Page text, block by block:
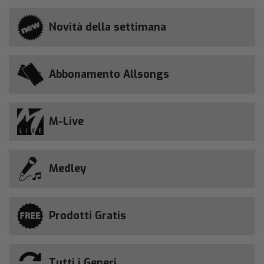
Novità della settimana
Abbonamento Allsongs
M-Live
Medley
Prodotti Gratis